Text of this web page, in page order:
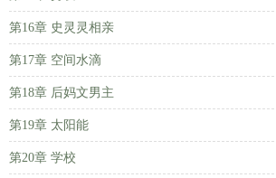
第16章 史灵灵相亲
第17章 空间水滴
第18章 后妈文男主
第19章 太阳能
第20章 学校